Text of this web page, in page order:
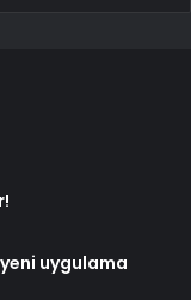
uygulama